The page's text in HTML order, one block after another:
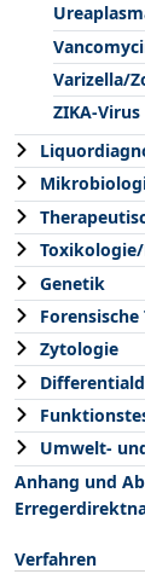
Varizella/
ZIKA-Virus
Genetik
Zytologie
Umwelt-
Anhang und
Verfahren